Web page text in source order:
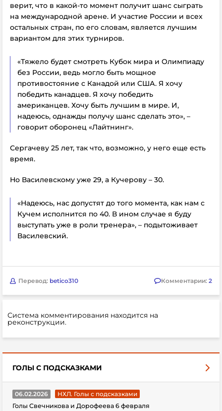
верит, что в какой-то момент получит шанс сыграть
на международной арене. И участие России и всех
остальных стран, по его словам, является лучшим
вариантом для этих турниров.
«Тяжело будет смотреть Кубок мира и Олимпиаду
без России, ведь могло быть мощное
противостояние с Канадой или США. Я хочу
победить канадцев. Я хочу победить
американцев. Хочу быть лучшим в мире. И,
надеюсь, однажды получу шанс сделать это», –
говорит оборонец «Лайтнинг».
Сергачеву 25 лет, так что, возможно, у него еще есть
время.
Но Василевскому уже 29, а Кучерову – 30.
«Надеюсь, нас допустят до того момента, как нам с
Кучем исполнится по 40. В ином случае я буду
выступать уже в роли тренера», – подытоживает
Василевский.
Перевод: betico310 Комментарии: 2
Система комментирования находится на
реконструкции.
ГОЛЫ С ПОДСКАЗКАМИ
06.02.2026
НХЛ. Голы с подсказками
Голы Свечникова и Дорофеева 6 февраля